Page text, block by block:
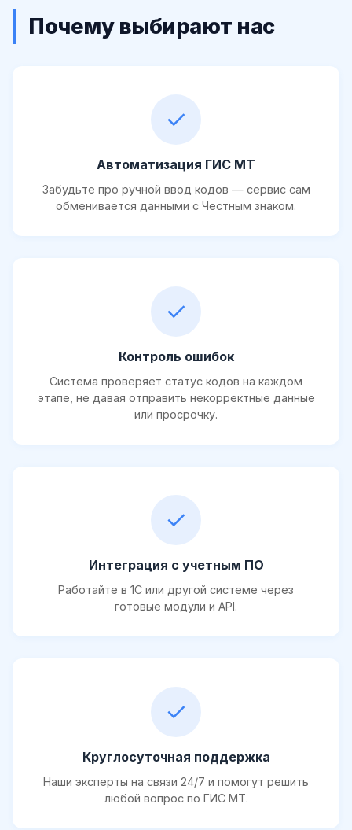
Почему выбирают нас
✓
Автоматизация ГИС МТ
Забудьте про ручной ввод кодов — сервис сам
обменивается данными с Честным знаком.
✓
Контроль ошибок
Система проверяет статус кодов на каждом
этапе, не давая отправить некорректные данные
или просрочку.
✓
Интеграция с учетным ПО
Работайте в 1С или другой системе через
готовые модули и API.
✓
Круглосуточная поддержка
Наши эксперты на связи 24/7 и помогут решить
любой вопрос по ГИС МТ.